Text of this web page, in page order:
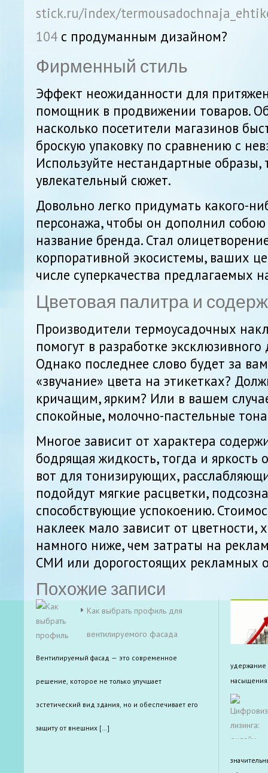
stick.ru/index/
104 с продуманным дизайном?
Фирменный стиль
Эффект неожиданности для
помощник в продвижении товаров.
насколько посетители магазинов
броскую упаковку по сравнению с
Используйте нестандартные образы,
увлекательный сюжет.
Довольно легко придумать какого-
персонажа, чтобы он дополнил
название бренда. Стал
корпоративной экосистемы, ваших
числе суперкачества предлагаемых
Цветовая палитра и
Производители термоусадочных
помогут в разработке
Однако последнее слово будет за
«звучание» цвета на этикетках?
кричащим, ярким? Или в вашем
спокойные, молочно-пастельные
Многое зависит от характера
бодрящая жидкость, тогда и яркость
вот для тонизирующих,
подойдут мягкие расцветки,
способствующие успокоению.
наклеек мало зависит от цветности,
намного ниже, чем затраты на
СМИ или дорогостоящих рекламных
Похожие записи
Как выбрать профиль для
вентилируемого фасада
Вентилируемый фасад — это современное
решение, которое не только улучшает
эстетический вид здания, но и обеспечивает его
защиту от внешних […]
удержание
насыщения